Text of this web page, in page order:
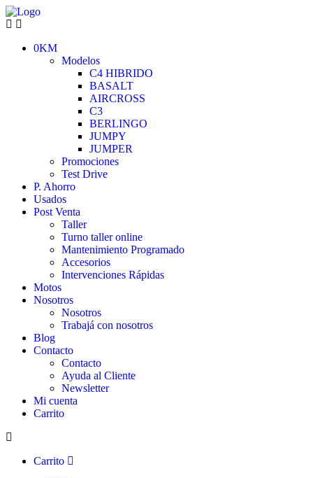
0KM
Modelos
C4 HIBRIDO
BASALT
AIRCROSS
C3
BERLINGO
JUMPY
JUMPER
Promociones
Test Drive
P. Ahorro
Usados
Post Venta
Taller
Turno taller online
Mantenimiento Programado
Accesorios
Intervenciones Rápidas
Motos
Nosotros
Nosotros
Trabajá con nosotros
Blog
Contacto
Contacto
Ayuda al Cliente
Newsletter
Mi cuenta
Carrito
Carrito